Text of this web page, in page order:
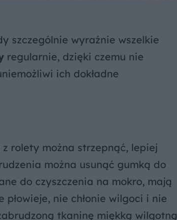
szczególnie wyraźnie wszelkie
regularnie, dzięki czemu nie
ich dokładne
rolety można strzepnąć, lepiej
można usunąć gumką do
do czyszczenia na mokro, mają
nie chłonie wilgoci i nie
tkaninę miękką wilgotną